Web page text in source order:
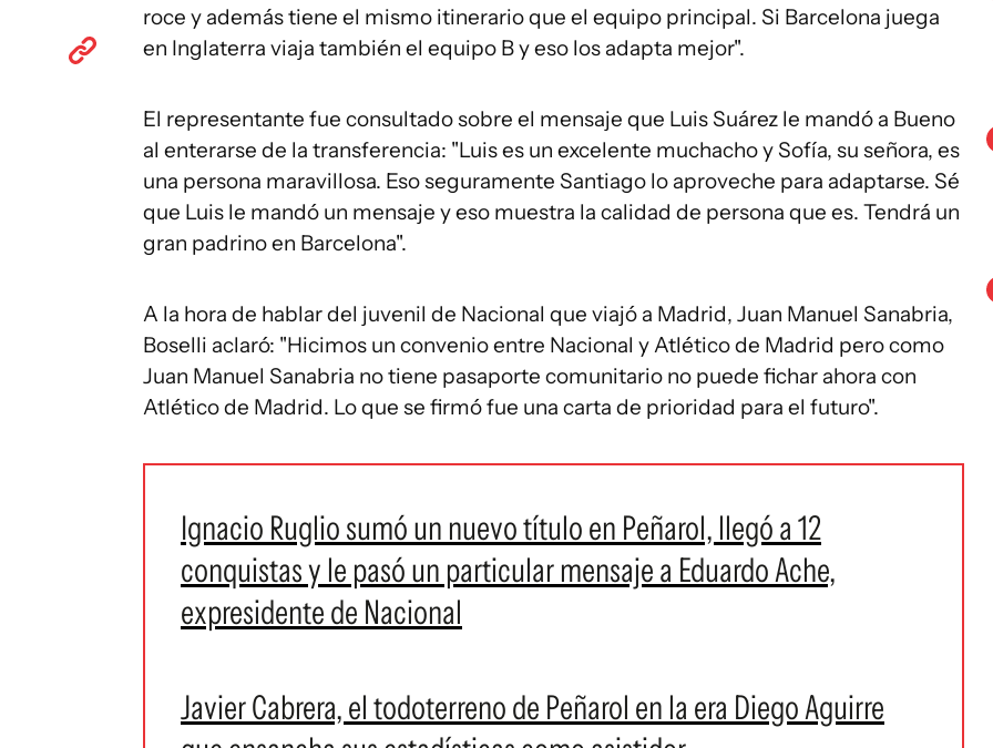
roce y además tiene el mismo itinerario que el equipo principal. Si Barcelona juega
en Inglaterra viaja también el equipo B y eso los adapta mejor".
El representante fue consultado sobre el mensaje que Luis Suárez le mandó a Bueno
al enterarse de la transferencia: "Luis es un excelente muchacho y Sofía, su señora, es
una persona maravillosa. Eso seguramente Santiago lo aproveche para adaptarse. Sé
que Luis le mandó un mensaje y eso muestra la calidad de persona que es. Tendrá un
gran padrino en Barcelona".
A la hora de hablar del juvenil de Nacional que viajó a Madrid, Juan Manuel Sanabria,
Boselli aclaró: "Hicimos un convenio entre Nacional y Atlético de Madrid pero como
Juan Manuel Sanabria no tiene pasaporte comunitario no puede fichar ahora con
Atlético de Madrid. Lo que se firmó fue una carta de prioridad para el futuro".
Ignacio Ruglio sumó un nuevo título en Peñarol, llegó a 12
conquistas y le pasó un particular mensaje a Eduardo Ache,
expresidente de Nacional
Javier Cabrera, el todoterreno de Peñarol en la era Diego Aguirre